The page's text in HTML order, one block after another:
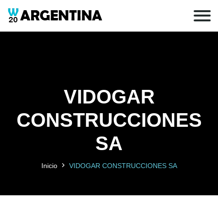
VIDOGAR
CONSTRUCCIONES
SA
Inicio VIDOGAR CONSTRUCCIONES SA